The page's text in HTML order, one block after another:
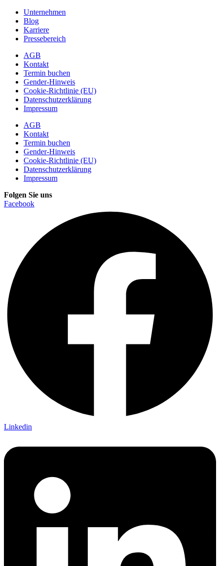
Unternehmen
Blog
Karriere
Pressebereich
AGB
Kontakt
Termin buchen
Gender-Hinweis
Cookie-Richtlinie (EU)
Datenschutzerklärung
Impressum
AGB
Kontakt
Termin buchen
Gender-Hinweis
Cookie-Richtlinie (EU)
Datenschutzerklärung
Impressum
Folgen Sie uns
Facebook
Linkedin